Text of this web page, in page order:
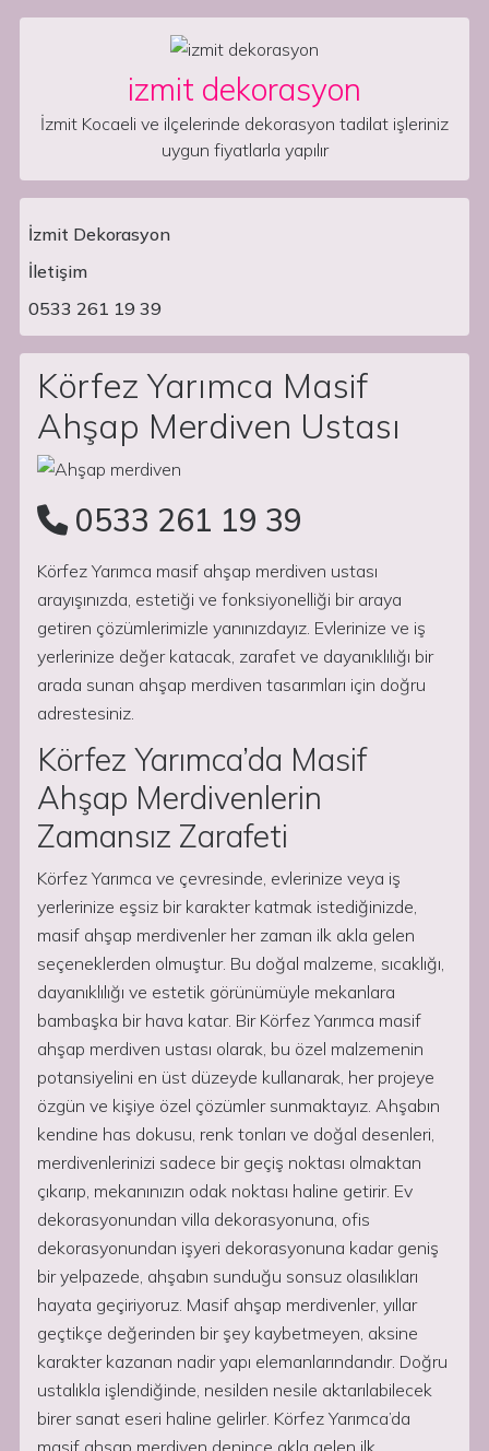
izmit dekorasyon
İzmit Kocaeli ve ilçelerinde dekorasyon tadilat işleriniz
uygun fiyatlarla yapılır
Main Navigation
İzmit Dekorasyon
İletişim
0533 261 19 39
Körfez Yarımca Masif
Ahşap Merdiven Ustası
0533 261 19 39
Körfez Yarımca masif ahşap merdiven ustası
arayışınızda, estetiği ve fonksiyonelliği bir araya
getiren çözümlerimizle yanınızdayız. Evlerinize ve iş
yerlerinize değer katacak, zarafet ve dayanıklılığı bir
arada sunan ahşap merdiven tasarımları için doğru
adrestesiniz.
Körfez Yarımca’da Masif
Ahşap Merdivenlerin
Zamansız Zarafeti
Körfez Yarımca ve çevresinde, evlerinize veya iş
yerlerinize eşsiz bir karakter katmak istediğinizde,
masif ahşap merdivenler her zaman ilk akla gelen
seçeneklerden olmuştur. Bu doğal malzeme, sıcaklığı,
dayanıklılığı ve estetik görünümüyle mekanlara
bambaşka bir hava katar. Bir Körfez Yarımca masif
ahşap merdiven ustası olarak, bu özel malzemenin
potansiyelini en üst düzeyde kullanarak, her projeye
özgün ve kişiye özel çözümler sunmaktayız. Ahşabın
kendine has dokusu, renk tonları ve doğal desenleri,
merdivenlerinizi sadece bir geçiş noktası olmaktan
çıkarıp, mekanınızın odak noktası haline getirir. Ev
dekorasyonundan villa dekorasyonuna, ofis
dekorasyonundan işyeri dekorasyonuna kadar geniş
bir yelpazede, ahşabın sunduğu sonsuz olasılıkları
hayata geçiriyoruz. Masif ahşap merdivenler, yıllar
geçtikçe değerinden bir şey kaybetmeyen, aksine
karakter kazanan nadir yapı elemanlarındandır. Doğru
ustalıkla işlendiğinde, nesilden nesile aktarılabilecek
birer sanat eseri haline gelirler. Körfez Yarımca’da
masif ahşap merdiven denince akla gelen ilk